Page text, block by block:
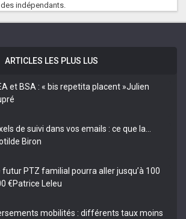
indépendants.
ARTICLES LES PLUS LUS
et BSA : « bis repetita placent »Julien
de suivi dans vos emails : ce que la…
Biron
futur PTZ familial pourra aller jusqu’à 100
€Patrice Leleu
mobilités : différents taux moins